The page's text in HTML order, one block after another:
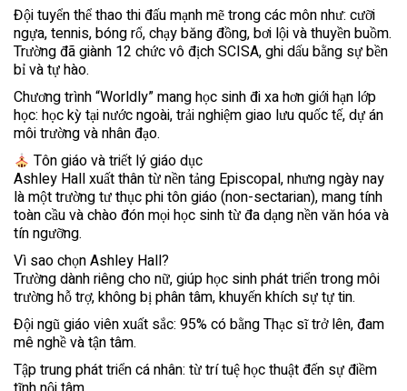
Đội tuyển thể thao thi đấu mạnh mẽ trong các môn như: cưỡi
ngựa, tennis, bóng rổ, chạy băng đồng, bơi lội và thuyền buồm.
Trường đã giành 12 chức vô địch SCISA, ghi dấu bằng sự bền
bỉ và tự hào.
Chương trình “Worldly” mang học sinh đi xa hơn giới hạn lớp
học: học kỳ tại nước ngoài, trải nghiệm giao lưu quốc tế, dự án
môi trường và nhân đạo.
Tôn giáo và triết lý giáo dục
Ashley Hall xuất thân từ nền tảng Episcopal, nhưng ngày nay
là một trường tư thục phi tôn giáo (non-sectarian), mang tính
toàn cầu và chào đón mọi học sinh từ đa dạng nền văn hóa và
tín ngưỡng.
Vì sao chọn Ashley Hall?
Trường dành riêng cho nữ, giúp học sinh phát triển trong môi
trường hỗ trợ, không bị phân tâm, khuyến khích sự tự tin.
Đội ngũ giáo viên xuất sắc: 95% có bằng Thạc sĩ trở lên, đam
mê nghề và tận tâm.
Tập trung phát triển cá nhân: từ trí tuệ học thuật đến sự điềm